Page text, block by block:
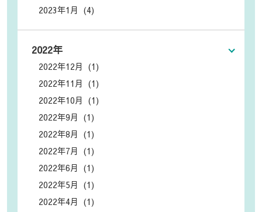
2023年1月 (4)
2022年
2022年12月 (1)
2022年11月 (1)
2022年10月 (1)
2022年9月 (1)
2022年8月 (1)
2022年7月 (1)
2022年6月 (1)
2022年5月 (1)
2022年4月 (1)